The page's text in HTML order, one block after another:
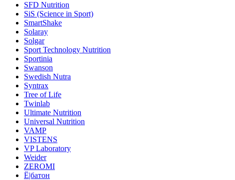
SFD Nutrition
SiS (Science in Sport)
SmartShake
Solaray
Solgar
Sport Technology Nutrition
Sportinia
Swanson
Swedish Nutra
Syntrax
Tree of Life
Twinlab
Ultimate Nutrition
Universal Nutrition
VAMP
VISTENS
VP Laboratory
Weider
ZEROMI
Ё|батон